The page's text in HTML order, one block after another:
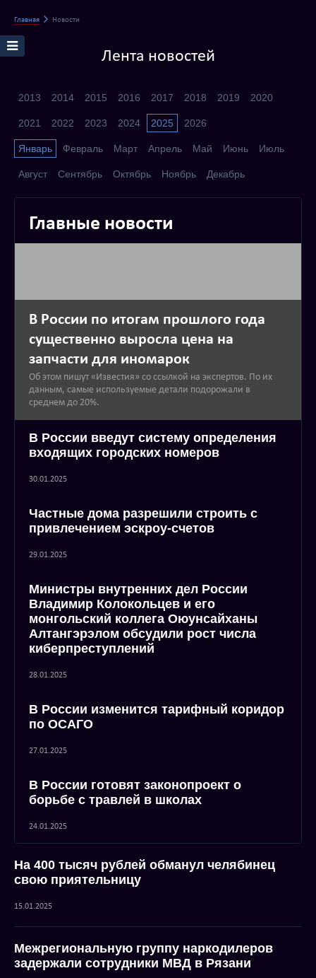
Главная Новости
Лента новостей
2013 2014 2015 2016 2017 2018 2019 2020
2021 2022 2023 2024 2025 2026
Январь Февраль Март Апрель Май Июнь Июль
Август Сентябрь Октябрь Ноябрь Декабрь
Главные новости
В России по итогам прошлого года
существенно выросла цена на
запчасти для иномарок
Об этом пишут «Известия» со ссылкой на экспертов. По их
данным, самые используемые детали подорожали в
среднем до 20%.
В России введут систему определения
входящих городских номеров
30.01.2025
Частные дома разрешили строить с
привлечением эскроу-счетов
29.01.2025
Министры внутренних дел России
Владимир Колокольцев и его
монгольский коллега Оюунсайханы
Алтангэрэлом обсудили рост числа
киберпреступлений
28.01.2025
В России изменится тарифный коридор
по ОСАГО
27.01.2025
В России готовят законопроект о
борьбе с травлей в школах
24.01.2025
На 400 тысяч рублей обманул челябинец
свою приятельницу
15.01.2025
Межрегиональную группу наркодилеров
задержали сотрудники МВД в Рязани